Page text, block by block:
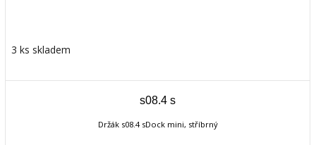
3 ks skladem
s08.4 s
Držák s08.4 sDock mini, stříbrný